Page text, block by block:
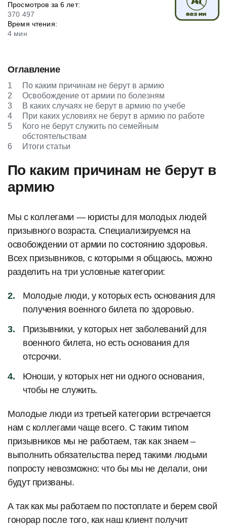
Просмотров за 6 лет:
370 497
Время чтения:
4 мин
Оглавление
1
По каким причинам не берут в армию
2
Освобождение от армии по болезням
3
В каких случаях не берут в армию по учебе
4
При каких условиях не берут в армию по работе
5
Кого не берут служить по семейным
обстоятельствам
6
Итоги статьи
По каким причинам не берут в
армию
Мы с коллегами — юристы для молодых людей
призывного возраста. Специализируемся на
освобождении от армии по состоянию здоровья.
Всех призывников, с которыми я общаюсь, можно
разделить на три условные категории:
Молодые люди, у которых есть основания для
получения военного билета по здоровью.
Призывники, у которых нет заболеваний для
военного билета, но есть основания для
отсрочки.
Юноши, у которых нет ни одного основания,
чтобы не служить.
Молодые люди из третьей категории встречается
нам с коллегами чаще всего. С таким типом
призывников мы не работаем, так как знаем –
выполнить обязательства перед такими людьми
попросту невозможно: что бы мы не делали, они
будут призваны.
А так как мы работаем по постоплате и берем свой
гонорар после того, как наш клиент получит